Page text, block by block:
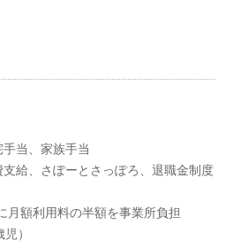
当、家族手当
給、さぽーとさっぽろ、退職金制度
月額利用料の半額を事業所負担
）